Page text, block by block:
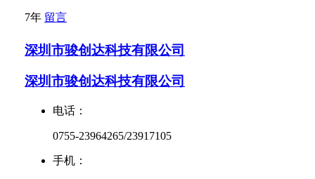
7年 留言
深圳市骏创达科技有限公司
深圳市骏创达科技有限公司
电话：
0755-23964265/23917105
手机：